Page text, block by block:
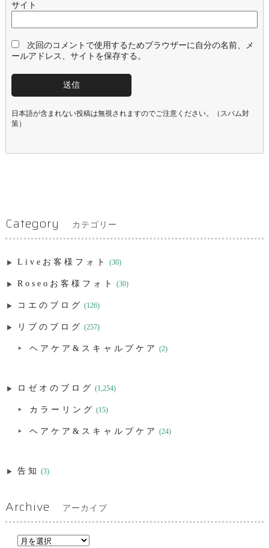
サイト
次回のコメントで使用するためブラウザーに自分の名前、メ
ールアドレス、サイトを保存する。
日本語が含まれない投稿は無視されますのでご注意ください。（スパム対
策）
Category カテゴリー
Liveお客様フォト (30)
Roseoお客様フォト (30)
コエのブログ (126)
リブのブログ (257)
ヘアケア&スキャルプケア (2)
ロゼオのブログ (1,254)
カラーリング (15)
ヘアケア&スキャルプケア (24)
告知 (3)
Archive アーカイブ